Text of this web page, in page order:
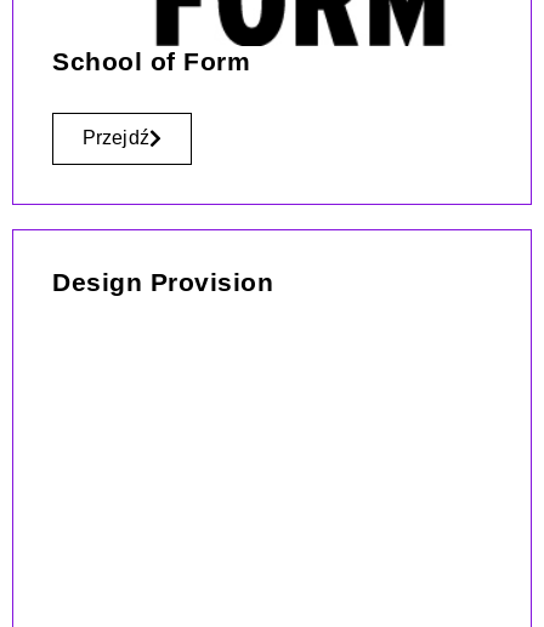
School of Form
Przejdź
Design Provision